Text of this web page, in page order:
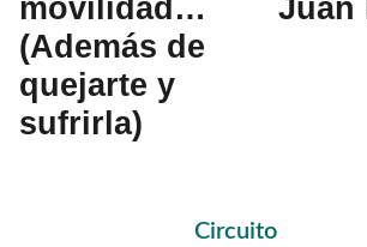
movilidad…
(Además de
quejarte y
sufrirla)
Juan
Primary
Circuito